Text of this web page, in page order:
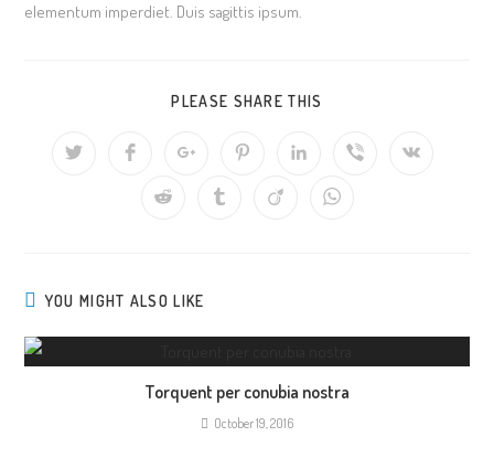
elementum imperdiet. Duis sagittis ipsum.
PLEASE SHARE THIS
YOU MIGHT ALSO LIKE
Torquent per conubia nostra
October 19, 2016